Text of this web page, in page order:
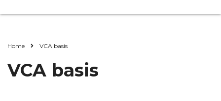
Home VCA basis
VCA basis